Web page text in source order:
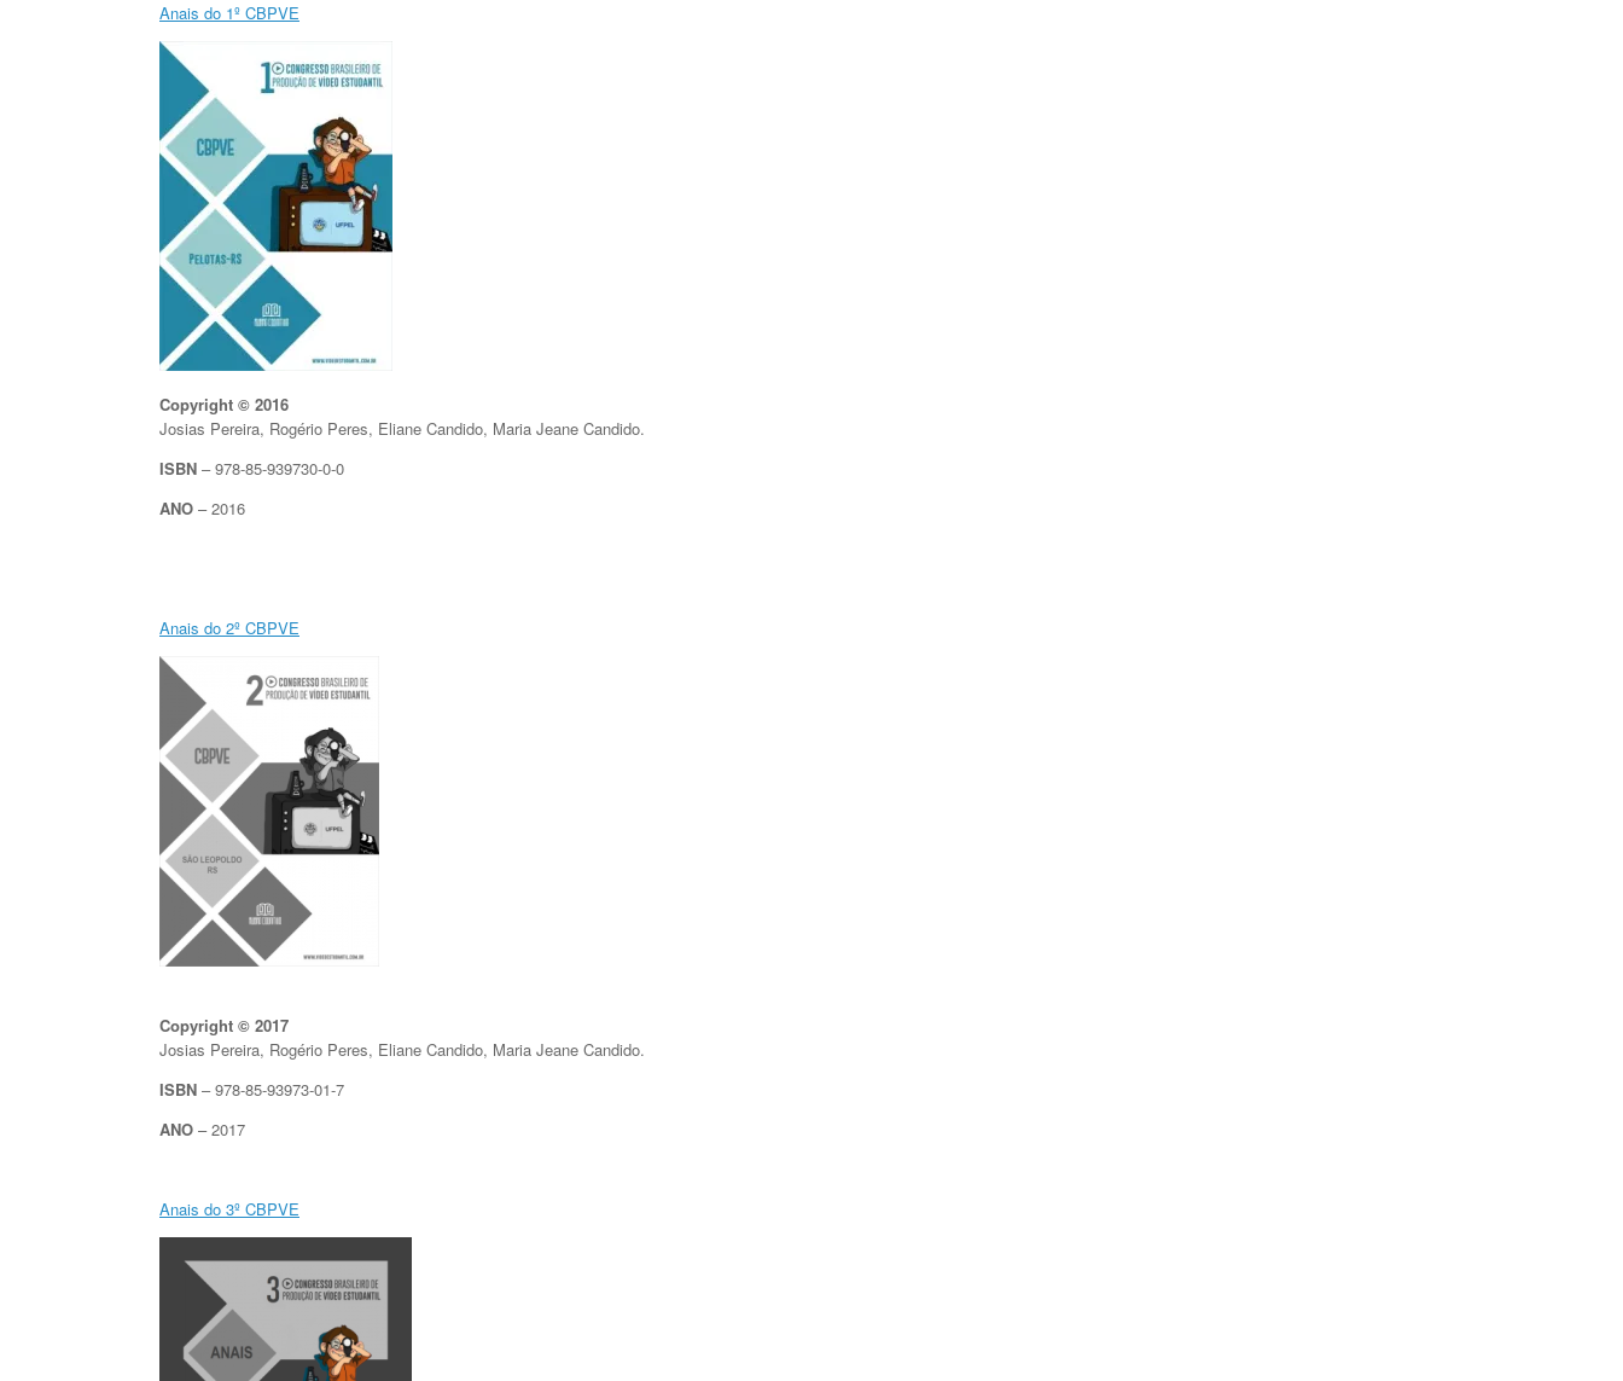
Anais do 1º CBPVE
Copyright © 2016
Josias Pereira, Rogério Peres, Eliane Candido, Maria Jeane Candido.
ISBN – 978-85-939730-0-0
ANO – 2016
Anais do 2º CBPVE
Copyright © 2017
Josias Pereira, Rogério Peres, Eliane Candido, Maria Jeane Candido.
ISBN – 978-85-93973-01-7
ANO – 2017
Anais do 3º CBPVE